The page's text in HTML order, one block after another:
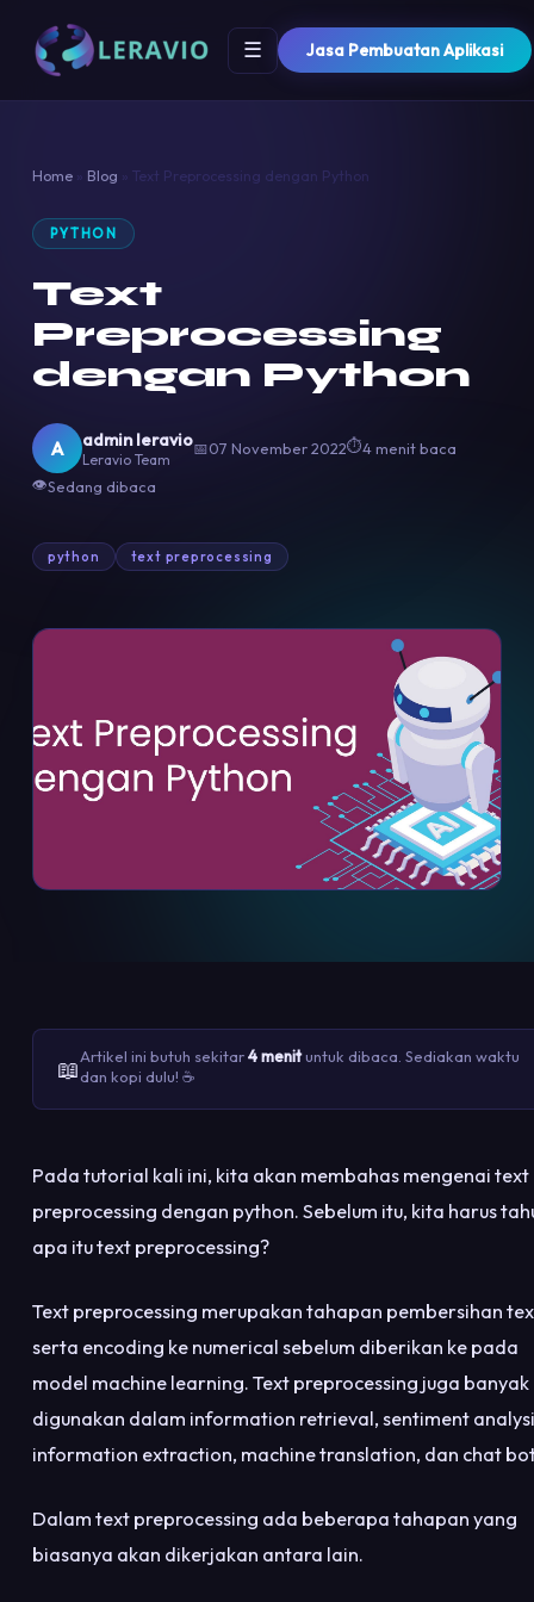
☰ Jasa Pembuatan Aplikasi
Home» Blog » Text Preprocessing dengan Python
PYTHON
Text
Preprocessing
dengan Python
A admin leravio
Leravio Team
📅07 November 2022⏱4 menit baca
👁Sedang dibaca
python text preprocessing
📖Artikel ini butuh sekitar4 menituntuk dibaca. Sediakan waktu
dan kopi dulu! ☕
Pada tutorial kali ini, kita akan membahas mengenai text
preprocessing dengan python. Sebelum itu, kita harus
apa itu text preprocessing?
Text preprocessing merupakan tahapan pembersihan
serta encoding ke numerical sebelum diberikan ke pada
model machine learning. Text preprocessing juga banyak
digunakan dalam information retrieval, sentiment
information extraction, machine translation, dan chat
Dalam text preprocessing ada beberapa tahapan yang
biasanya akan dikerjakan antara lain.